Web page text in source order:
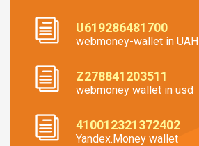
U619286481700
webmoney-wallet in UAH
Z278841203511
webmoney wallet in usd
410012321372402
Yandex.Money wallet